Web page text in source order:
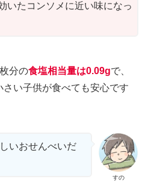
いたコンソメに近い味になっ
分の食塩相当量は0.09gで、
さい子供が食べても安心です
すの
いおせんべいだ